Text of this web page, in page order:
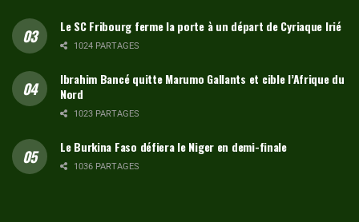
Le SC Fribourg ferme la porte à un départ de Cyriaque Irié
1024 PARTAGES
Ibrahim Bancé quitte Marumo Gallants et cible l’Afrique du
Nord
1023 PARTAGES
Le Burkina Faso défiera le Niger en demi-finale
1036 PARTAGES